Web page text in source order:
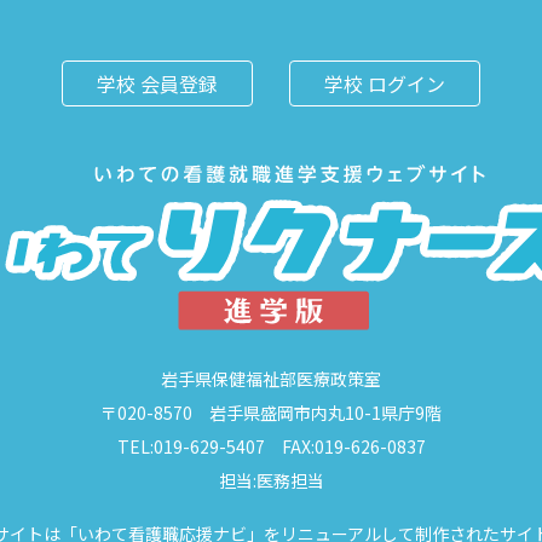
学校 会員登録 学校 ログイン
岩手県保健福祉部医療政策室
〒020-8570 岩手県盛岡市内丸10-1県庁9階
TEL:019-629-5407 FAX:019-626-0837
担当:医務担当
イトは「いわて看護職応援ナビ」をリニューアルして制作されたサイ